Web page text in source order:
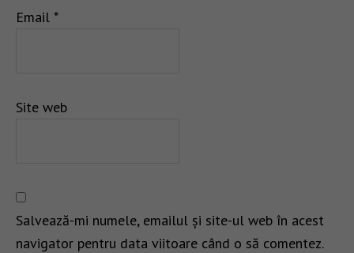
Email *
Site web
Salvează-mi numele, emailul și site-ul web în acest
navigator pentru data viitoare când o să comentez.